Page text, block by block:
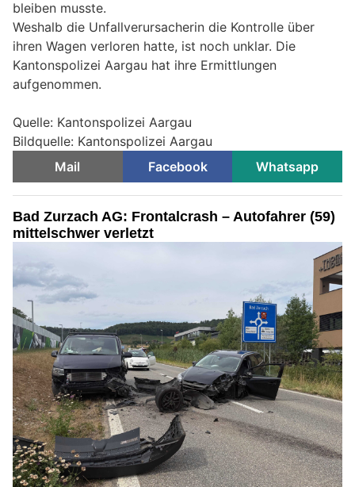
bleiben musste.
Weshalb die Unfallverursacherin die Kontrolle über
ihren Wagen verloren hatte, ist noch unklar. Die
Kantonspolizei Aargau hat ihre Ermittlungen
aufgenommen.
Quelle: Kantonspolizei Aargau
Bildquelle: Kantonspolizei Aargau
Mail
Facebook Whatsapp
Bad Zurzach AG: Frontalcrash – Autofahrer (59)
mittelschwer verletzt